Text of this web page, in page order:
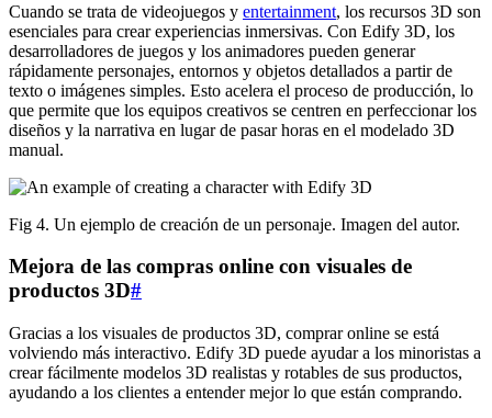
Cuando se trata de videojuegos y entertainment, los recursos 3D son
esenciales para crear experiencias inmersivas. Con Edify 3D, los
desarrolladores de juegos y los animadores pueden generar
rápidamente personajes, entornos y objetos detallados a partir de
texto o imágenes simples. Esto acelera el proceso de producción, lo
que permite que los equipos creativos se centren en perfeccionar los
diseños y la narrativa en lugar de pasar horas en el modelado 3D
manual.
Fig 4. Un ejemplo de creación de un personaje. Imagen del autor.
Mejora de las compras online con visuales de
productos 3D#
Gracias a los visuales de productos 3D, comprar online se está
volviendo más interactivo. Edify 3D puede ayudar a los minoristas a
crear fácilmente modelos 3D realistas y rotables de sus productos,
ayudando a los clientes a entender mejor lo que están comprando.